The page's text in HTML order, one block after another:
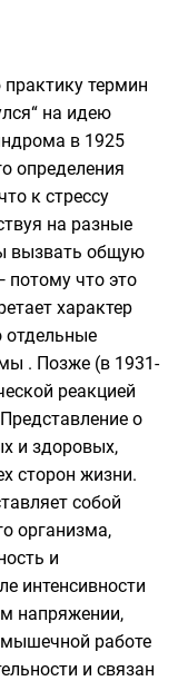
термин
на идею
в 1925
определения
к стрессу
на разные
вызвать общую
потому что это
характер
отдельные
. Позже (в 1931-
реакцией
о
и здоровых,
сторон жизни.
собой
организма,
и
интенсивности
напряжении,
работе
и связан